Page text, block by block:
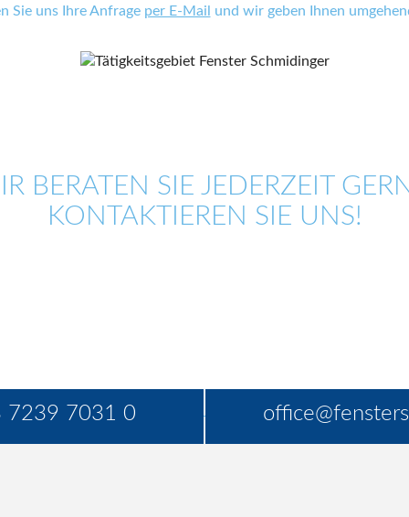
Sie uns Ihre Anfrage per E-Mail und wir geben Ihnen
BERATEN SIE JEDERZEIT
KONTAKTIEREN SIE UNS!
7239 7031 0